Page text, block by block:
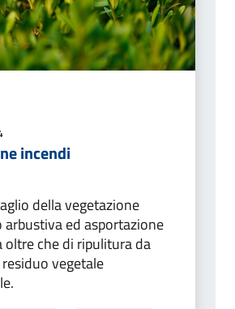
incendi
della vegetazione
arbustiva ed asportazione
oltre che di ripulitura da
vegetale